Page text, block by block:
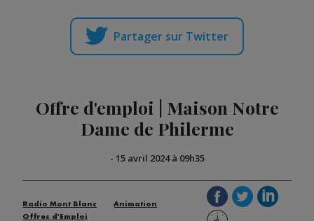
Partager sur Twitter
Offre d'emploi | Maison Notre
Dame de Philerme
- 15 avril 2024 à 09h35
Radio Mont Blanc
Animation
Offres d'Emploi